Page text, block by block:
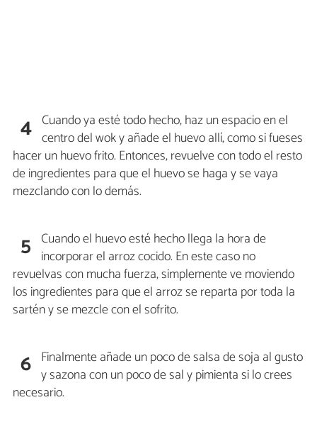
4 Cuando ya esté todo hecho, haz un espacio en el
centro del wok y añade el huevo allí, como si fueses
hacer un huevo frito. Entonces, revuelve con todo el resto
de ingredientes para que el huevo se haga y se vaya
mezclando con lo demás.
5 Cuando el huevo esté hecho llega la hora de
incorporar el arroz cocido. En este caso no
revuelvas con mucha fuerza, simplemente ve moviendo
los ingredientes para que el arroz se reparta por toda la
sartén y se mezcle con el sofrito.
6 Finalmente añade un poco de salsa de soja al gusto
y sazona con un poco de sal y pimienta si lo crees
necesario.